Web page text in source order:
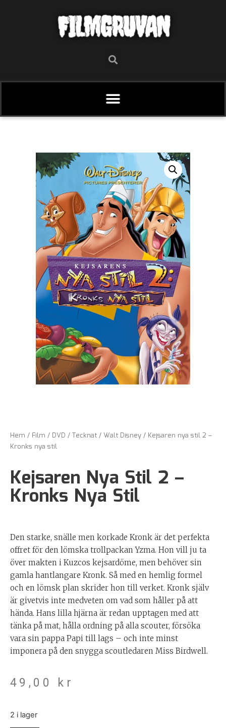
FILMGRUVAN
Hem / Film / DVD /Tecknat/Walt Disney/ Kejsaren nya stil 2 –
Kronks nya stil
Kejsaren Nya Stil 2 –
Kronks Nya Stil
Den starke, snälle men korkade Kronk är det perfekta
offret för den lömska trollpackan Yzma. Hon vill ju ta
över makten i Kuzcos kejsardöme, men behöver sin
gamla hantlangare Kronk. Så med en hemlig formel
och en lömsk plan skrider hon till verket. Kronk själv
är givetvis inte medveten om vad som håller på att
hända. Hans lilla hjärna är redan upptagen med att
tänka på mat, hålla ordning på alla scouter, försöka
vara sin pappa Papi till lags – och inte minst
imponera på den snygga scoutledaren Miss Birdwell.
49,00 kr
2 i lager